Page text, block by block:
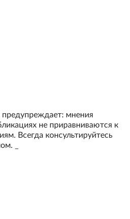
предупреждает: мнения
не приравниваются к
Всегда консультируйтесь
_